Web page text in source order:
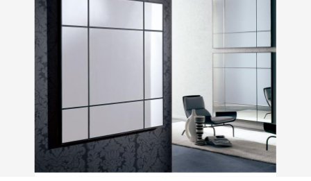
1人掛けソファ カーテン
チェア カウチソファ ダイニングテーブル
ファブリック コレクション ダイニングチェア
ベッド システムソファ
AVボード 収納家具 デスク
照明 コンソールデスク ミラー 3人掛けソファ
キッズ家具 2人掛けソファ リビングテーブル